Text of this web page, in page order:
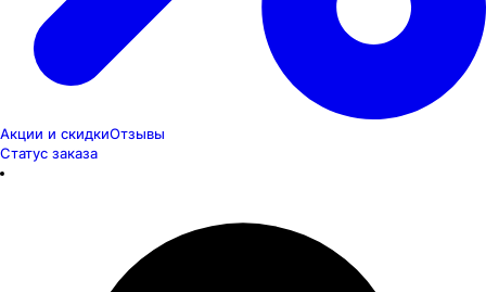
Акции и скидкиОтзывы
Статус заказа